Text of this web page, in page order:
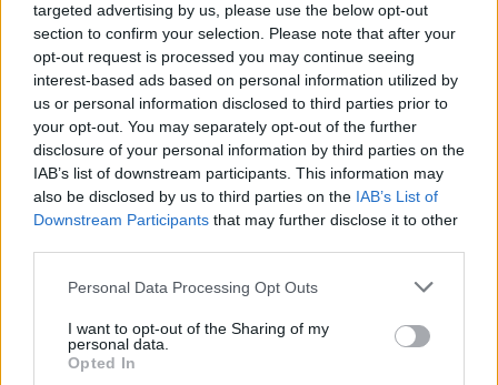
targeted advertising by us, please use the below opt-out
section to confirm your selection. Please note that after your
opt-out request is processed you may continue seeing
interest-based ads based on personal information utilized by
us or personal information disclosed to third parties prior to
your opt-out. You may separately opt-out of the further
disclosure of your personal information by third parties on the
IAB’s list of downstream participants. This information may
also be disclosed by us to third parties on the IAB’s List of
Downstream Participants that may further disclose it to other
Please note that this website/app uses one or more Google
not limited to your visit or usage behaviour. You may click to
grant or deny consent to Google and its third-party tags to
use your data for below specified purposes in below Google
Personal Data Processing Opt Outs
I want to opt-out of the Sharing of my
personal data.
Opted In
Sfortunatamente per loro, poiché nessun ponte nel paese può
essere intitolato a una persona ancora viva, non potrebbe
assumere il nome della famosa star. (Anche il comico
americano Stephen Colbert si è comportato bene nella
votazione, ma anche Colbert Bridge non è potuto diventare
una scelta di nome legale.)